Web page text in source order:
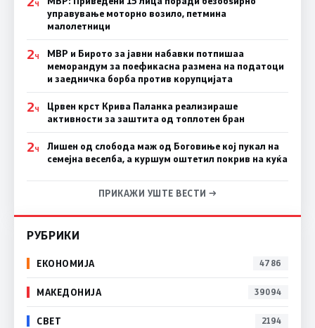
Ч
управување моторно возило, петмина
малолетници
2Ч
МВР и Бирото за јавни набавки потпишаа
меморандум за поефикасна размена на податоци
и заедничка борба против корупцијата
2Ч
Црвен крст Крива Паланка реализираше
активности за заштита од топлотен бран
2Ч
Лишен од слобода маж од Боговиње кој пукал на
семејна веселба, а куршум оштетил покрив на куќа
ПРИКАЖИ УШТЕ ВЕСТИ →
РУБРИКИ
ЕКОНОМИЈА 4786
МАКЕДОНИЈА 39094
СВЕТ 2194